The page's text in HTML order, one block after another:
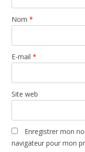
Nom *
E-mail *
Site web
Enregistrer mon
navigateur pour mon